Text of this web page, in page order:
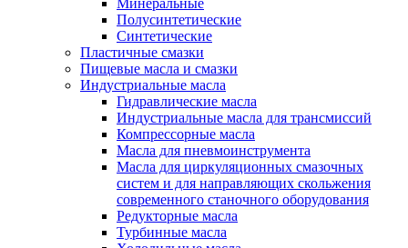
Минеральные
Полусинтетические
Синтетические
Пластичные смазки
Пищевые масла и смазки
Индустриальные масла
Гидравлические масла
Индустриальные масла для трансмиссий
Компрессорные масла
Масла для пневмоинструмента
Масла для циркуляционных смазочных
систем и для направляющих скольжения
современного станочного оборудования
Редукторные масла
Турбинные масла